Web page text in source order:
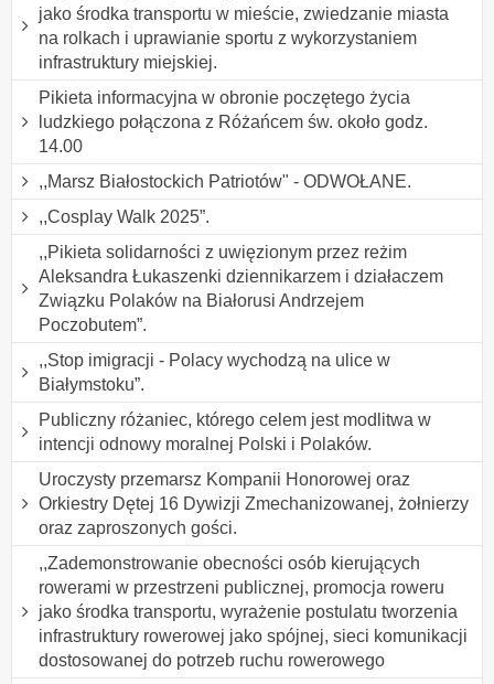
jako środka transportu w mieście, zwiedzanie miasta
na rolkach i uprawianie sportu z wykorzystaniem
infrastruktury miejskiej.
Pikieta informacyjna w obronie poczętego życia
ludzkiego połączona z Różańcem św. około godz.
14.00
,,Marsz Białostockich Patriotów" - ODWOŁANE.
,,Cosplay Walk 2025”.
,,Pikieta solidarności z uwięzionym przez reżim
Aleksandra Łukaszenki dziennikarzem i działaczem
Związku Polaków na Białorusi Andrzejem
Poczobutem”.
,,Stop imigracji - Polacy wychodzą na ulice w
Białymstoku”.
Publiczny różaniec, którego celem jest modlitwa w
intencji odnowy moralnej Polski i Polaków.
Uroczysty przemarsz Kompanii Honorowej oraz
Orkiestry Dętej 16 Dywizji Zmechanizowanej, żołnierzy
oraz zaproszonych gości.
,,Zademonstrowanie obecności osób kierujących
rowerami w przestrzeni publicznej, promocja roweru
jako środka transportu, wyrażenie postulatu tworzenia
infrastruktury rowerowej jako spójnej, sieci komunikacji
dostosowanej do potrzeb ruchu rowerowego